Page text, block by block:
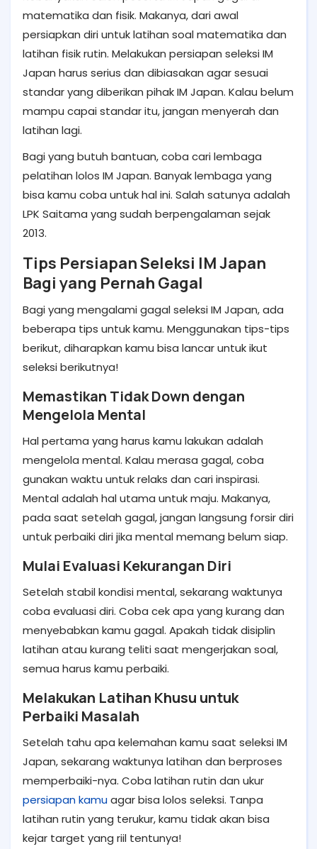
matematika dan fisik. Makanya, dari awal
persiapkan diri untuk latihan soal matematika dan
latihan fisik rutin. Melakukan persiapan seleksi IM
Japan harus serius dan dibiasakan agar sesuai
standar yang diberikan pihak IM Japan. Kalau belum
mampu capai standar itu, jangan menyerah dan
latihan lagi.
Bagi yang butuh bantuan, coba cari lembaga
pelatihan lolos IM Japan. Banyak lembaga yang
bisa kamu coba untuk hal ini. Salah satunya adalah
LPK Saitama yang sudah berpengalaman sejak
2013.
Tips Persiapan Seleksi IM Japan
Bagi yang Pernah Gagal
Bagi yang mengalamigagal seleksi IM Japan, ada
beberapa tips untuk kamu. Menggunakan tips-tips
berikut, diharapkan kamu bisa lancar untuk ikut
seleksi berikutnya!
Memastikan Tidak Down dengan
Mengelola Mental
Hal pertama yang harus kamu lakukan adalah
mengelola mental. Kalau merasa gagal, coba
gunakan waktu untuk relaks dan cari inspirasi.
Mental adalah hal utama untuk maju. Makanya,
pada saat setelah gagal, jangan langsung forsir diri
untuk perbaiki diri jika mental memang belum siap.
Mulai Evaluasi Kekurangan Diri
Setelah stabil kondisi mental, sekarang waktunya
coba evaluasi diri. Coba cek apa yang kurang dan
menyebabkan kamu gagal. Apakah tidak disiplin
latihan atau kurang teliti saat mengerjakan soal,
semua harus kamu perbaiki.
Melakukan Latihan Khusu untuk
Perbaiki Masalah
Setelah tahu apa kelemahan kamu saat seleksi IM
Japan, sekarang waktunya latihan dan berproses
memperbaiki-nya. Coba latihan rutin dan ukur
persiapan kamuagar bisa lolos seleksi. Tanpa
latihan rutin yang terukur, kamu tidak akan bisa
kejar target yang riil tentunya!